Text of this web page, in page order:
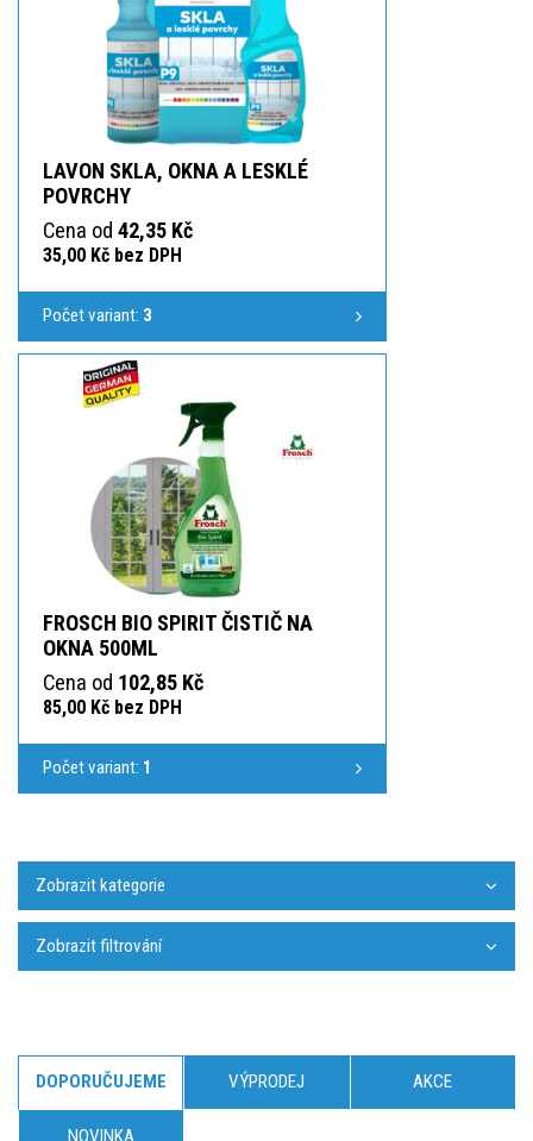
LAVON SKLA, OKNA A LESKLÉ
POVRCHY
Cena od 42,35 Kč
35,00 Kč bez DPH
Počet variant: 3
FROSCH BIO SPIRIT ČISTIČ NA
OKNA 500ML
Cena od 102,85 Kč
85,00 Kč bez DPH
Počet variant: 1
Zobrazit kategorie
Zobrazit filtrování
DOPORUČUJEME VÝPRODEJ AKCE
NOVINKA